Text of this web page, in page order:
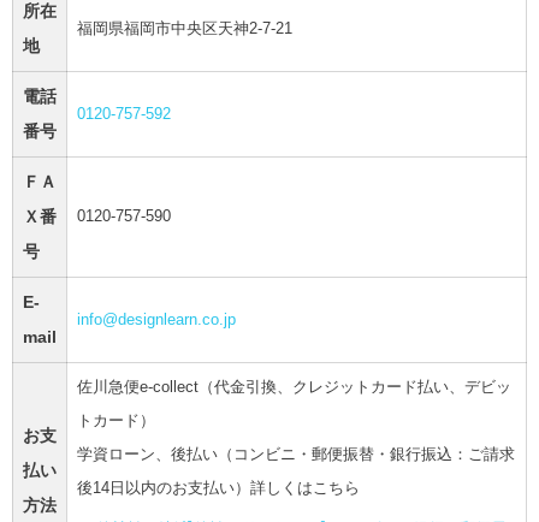
所在
地
福岡県福岡市中央区天神2-7-21
電話
番号
0120-757-592
ＦＡ
Ｘ番
号
0120-757-590
E-
mail
info@designlearn.co.jp
お支
払い
方法
佐川急便e-collect（代金引換、クレジットカード払い、デビッ
トカード）
学資ローン、後払い（コンビニ・郵便振替・銀行振込：ご請求
後14日以内のお支払い）詳しくはこちら